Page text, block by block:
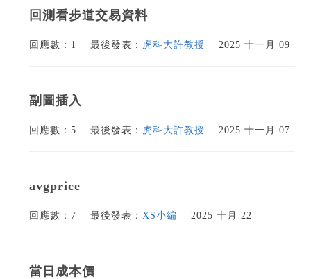
回測看步道交易資料
回應數：1 最後發表： 虎科大許教授 2025 十一月 09
副圖插入
回應數：5 最後發表： 虎科大許教授 2025 十一月 07
avgprice
回應數：7 最後發表： XS小編 2025 十月 22
當日成本價